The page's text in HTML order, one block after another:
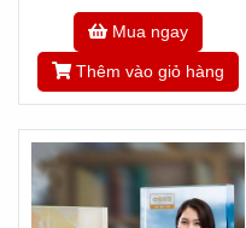
Mua ngay
Thêm vào giỏ hàng